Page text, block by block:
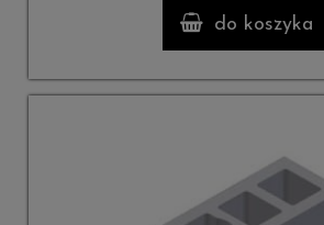
do koszyka